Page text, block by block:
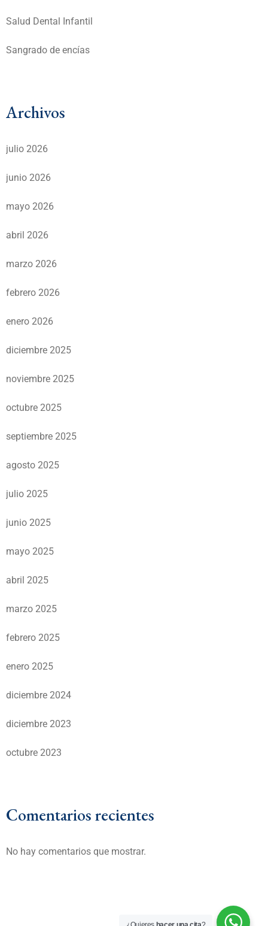
Salud Dental Infantil
Sangrado de encías
Archivos
julio 2026
junio 2026
mayo 2026
abril 2026
marzo 2026
febrero 2026
enero 2026
diciembre 2025
noviembre 2025
octubre 2025
septiembre 2025
agosto 2025
julio 2025
junio 2025
mayo 2025
abril 2025
marzo 2025
febrero 2025
enero 2025
diciembre 2024
diciembre 2023
octubre 2023
Comentarios recientes
No hay comentarios que mostrar.